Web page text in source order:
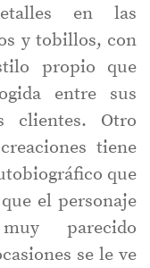
en las
y tobillos, con
propio que
entre sus
clientes. Otro
tiene
que
el personaje
parecido
se le ve